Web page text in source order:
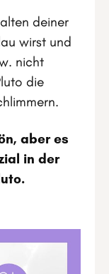
deiner
wirst und
nicht
die
aber es
in der